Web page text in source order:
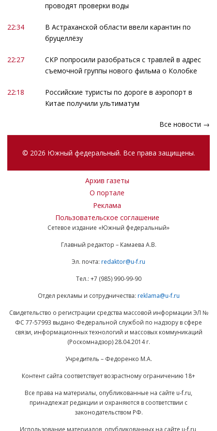
проводят проверки воды
22:34
В Астраханской области ввели карантин по
бруцеллёзу
22:27
СКР попросили разобраться с травлей в адрес
съемочной группы нового фильма о Колобке
22:18
Российские туристы по дороге в аэропорт в
Китае получили ультиматум
Все новости →
© 2026 Южный федеральный. Все права защищены.
Архив газеты
О портале
Реклама
Пользовательское соглашение
Сетевое издание «Южный федеральный»
Главный редактор – Камаева А.В.
Эл. почта: redaktor@u-f.ru
Тел.: +7 (985) 990-99-90
Отдел рекламы и сотрудничества: reklama@u-f.ru
Свидетельство о регистрации средства массовой информации ЭЛ №
ФС 77-57993 выдано Федеральной службой по надзору в сфере
связи, информационных технологий и массовых коммуникаций
(Роскомнадзор) 28.04.2014 г.
Учредитель – Федоренко М.А.
Контент сайта соответствует возрастному ограничению 18+
Все права на материалы, опубликованные на сайте u-f.ru,
принадлежат редакции и охраняются в соответствии с
законодательством РФ.
Использование материалов, опубликованных на сайте u-f.ru,